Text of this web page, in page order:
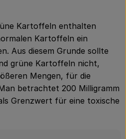
Kartoffeln enthalten
Kartoffeln ein
Aus diesem Grunde sollte
grüne Kartoffeln nicht,
Mengen, für die
betrachtet 200 Milligramm
Grenzwert für eine toxische